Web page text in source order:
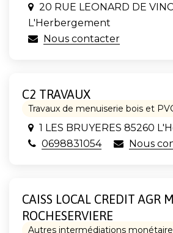
20 RUE LEONARD DE
L'Herbergement
Nous contacter
C2 TRAVAUX
Travaux de menuiserie bois et
1 LES BRUYERES 85260
0698831054
Nous
CAISS LOCAL CREDIT AGR
ROCHESERVIERE
Autres intermédiations